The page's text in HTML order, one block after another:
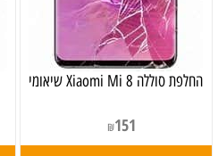
‏החלפת סוללה Xiaomi Mi 8 שיאומי
₪151